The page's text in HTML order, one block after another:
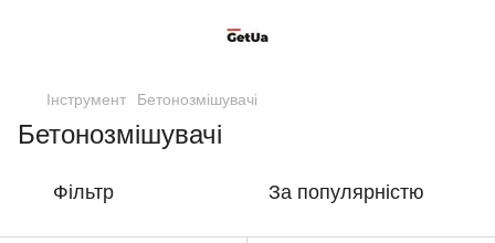
Інструмент Бетонозмішувачі
Бетонозмішувачі
Фільтр За популярністю